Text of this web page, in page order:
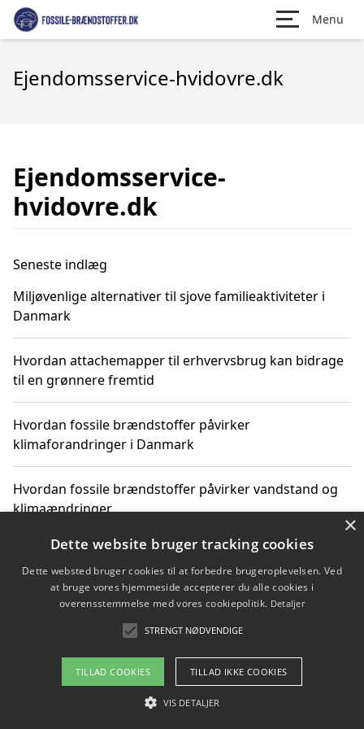
Menu
Ejendomsservice-hvidovre.dk
Ejendomsservice-
hvidovre.dk
Seneste indlæg
Miljøvenlige alternativer til sjove familieaktiviteter i
Danmark
Hvordan attachemapper til erhvervsbrug kan bidrage
til en grønnere fremtid
Hvordan fossile brændstoffer påvirker
klimaforandringer i Danmark
Hvordan fossile brændstoffer påvirker vandstand og
klimaændringer
Hvordan citater om fossile brændstoffer kan ændre
vores perspektiv
Om / kontakt
Blog Betingelser
×
Dette website bruger tracking cookies
Dette websted bruger cookies til at forbedre brugeroplevelsen. Ved
at bruge vores hjemmeside accepterer du alle cookies i
overensstemmelse med vores cookiepolitik. Detaljer
STRENGT NØDVENDIGE
TILLAD COOKIES TILLAD IKKE COOKIES
VIS DETALJER